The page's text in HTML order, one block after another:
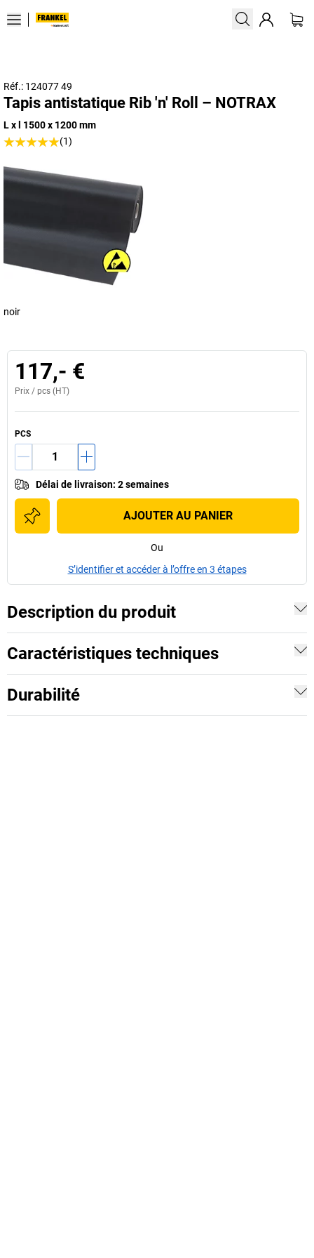
Réf.: 124077 49
Tapis antistatique Rib 'n' Roll – NOTRAX
L x l 1500 x 1200 mm
(1)
noir
117,- €
Prix / pcs (HT)
PCS
Délai de livraison: 2 semaines
AJOUTER AU PANIER
Ou
S’identifier et accéder à l’offre en 3 étapes
Description du produit
Caractéristiques techniques
Durabilité